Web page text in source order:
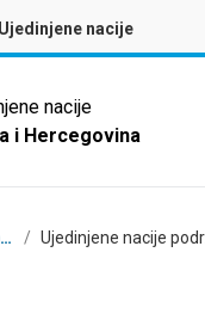
nacije
nacije
i Hercegovina
Saopštenja za medije /